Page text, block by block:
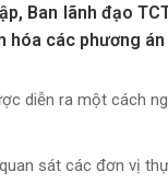
Ban lãnh đạo
hóa các phương
diễn ra một cách
sát các đơn vị